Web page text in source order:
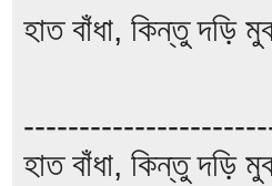
হাত বাঁধা, কিন্তু দড়ি
হাত বাঁধা, কিন্তু দড়ি